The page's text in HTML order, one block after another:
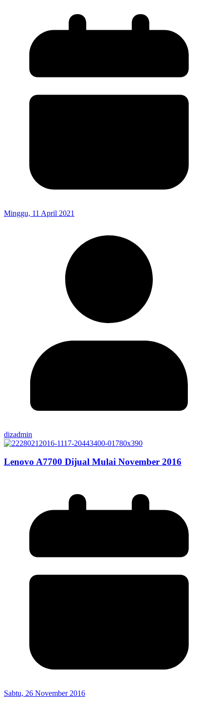
Minggu, 11 April 2021
dizadmin
Lenovo A7700 Dijual Mulai November 2016
Sabtu, 26 November 2016